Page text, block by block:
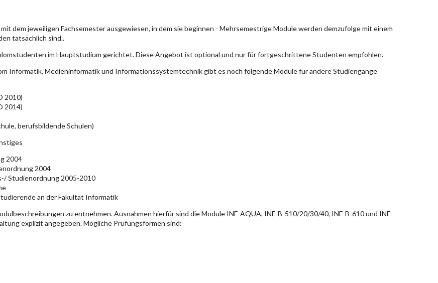
dem jeweiligen Fachsemester ausgewiesen, in dem sie beginnen - Mehrsemestrige Module werden demzufolge mit einem
tatsächlich sind..
im Hauptstudium gerichtet. Diese Angebot ist optional und nur für fortgeschrittene Studenten empfohlen.
Informatik, Medieninformatik und Informationssystemtechnik gibt es noch folgende Module für andere Studiengänge
2010)
2014)
berufsbildende Schulen)
2004
2004
Studienordnung 2005-2010
an der Fakultät Informatik
zu entnehmen. Ausnahmen hierfür sind die Module INF-AQUA, INF-B-510/20/30/40, INF-B-610 und INF-
explizit angegeben. Mögliche Prüfungsformen sind: